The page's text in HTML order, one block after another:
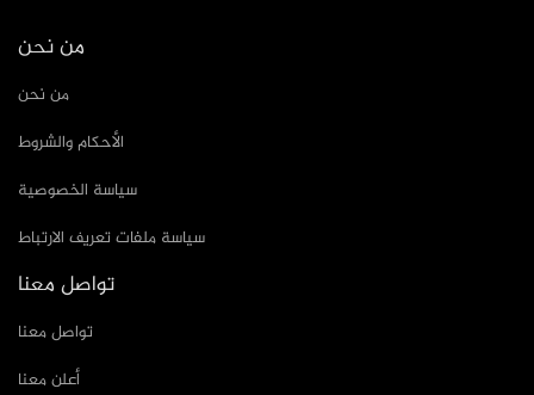
من نحن
من نحن
الأحكام والشروط
سياسة الخصوصية
سياسة ملفات تعريف الارتباط
تواصل معنا
تواصل معنا
أعلن معنا